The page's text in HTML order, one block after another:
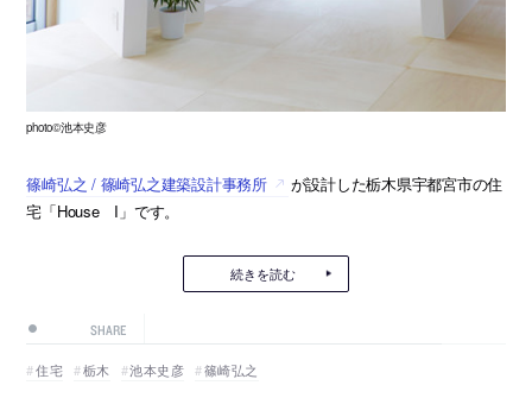
photo©池本史彦
篠崎弘之 / 篠崎弘之建築設計事務所
が設計した栃木県宇都宮市の住
宅「House I」です。
続きを読む
SHARE
住宅 栃木 池本史彦 篠崎弘之